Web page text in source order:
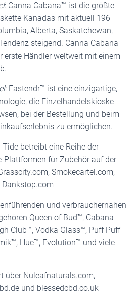
: Canna Cabana™ ist die größte
Kanadas mit aktuell 196
Alberta, Saskatchewan,
steigend. Canna Cabana
erste Händler weltweit mit einem
: Fastendr™ ist eine einzigartige,
die Einzelhandelskioske
bei der Bestellung und beim
zu ermöglichen.
betreibt eine Reihe der
Plattformen für Zubehör auf der
Smokecartel.com,
und verbrauchernahen
Queen of Bud™, Cabana
Club™, Vodka Glass™, Puff Puff
Hue™, Evolution™ und viele
über Nuleafnaturals.com,
und blessedcbd.co.uk